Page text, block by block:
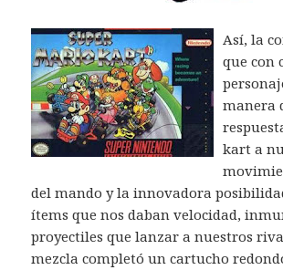
Así, la
que con
manera
kart a
del mando y la innovadora
ítems que nos daban velocidad,
proyectiles que lanzar a nuestros
mezcla completó un cartucho